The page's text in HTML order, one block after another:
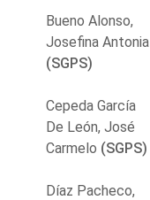
Bueno Alonso,
Josefina Antonia
(SGPS)
Cepeda García
De León, José
Carmelo (SGPS)
Díaz Pacheco,